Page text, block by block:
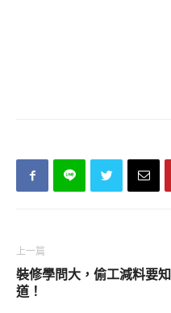
上一篇
裝修學問大，偷工減料要知
道！